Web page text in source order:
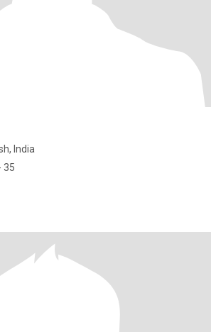
India
35